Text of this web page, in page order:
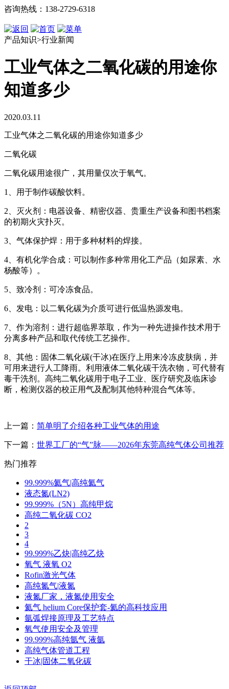
咨询热线：138-2729-6318
产品知识>行业新闻
工业气体之二氧化碳的用途你
知道多少
2020.03.11
工业气体之二氧化碳的用途你知道多少
二氧化碳
二氧化碳用途很广，其用量仅次于氧气。
1、用于制作碳酸饮料。
2、灭火剂：电器设备、精密仪器、贵重生产设备和图书档案
的初期火灾扑灭。
3、气体保护焊：用于多种材料的焊接。
4、有机化学合成：可以制作多种常用化工产品（如尿素、水
杨酸等）。
5、致冷剂：可冷冻食品。
6、发电：以二氧化碳为介质可进行低温热源发电。
7、作为溶剂：进行超临界萃取，作为一种先进操作技术用于
分离多种产品和取代传统工艺操作。
8、其他：固体二氧化碳(干冰)在医疗上用来冷冻皮肤病，并
可用来进行人工降雨。利用液体二氧化碳干洗衣物，可代替有
毒干洗剂。高纯二氧化碳用于电子工业、医疗研究及临床诊
断，检测仪器的校正用气及配制其他特种混合气体等。
上一篇： 简单明了介绍各种工业气体的用途
下一篇： 世界工厂的“气”脉——2026年东莞高纯气体公司推荐
热门推荐
99.999%氦气|高纯氦气
液态氮(LN2)
99.999%（5N）高纯甲烷
高纯二氧化碳 CO2
2
3
4
99.999%乙炔|高纯乙炔
氧气 液氧 O2
Rofin激光气体
高纯氮气|液氮
液氮厂家，液氮使用安全
氦气 helium Core保护套-氦的高科技应用
氩弧焊接原理及工艺特点
氧气使用安全及管理
99.999%高纯氩气 液氩
高纯气体管道工程
干冰|固体二氧化碳